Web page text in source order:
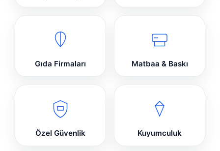
Gıda Firmaları Matbaa & Baskı
Özel Güvenlik Kuyumculuk